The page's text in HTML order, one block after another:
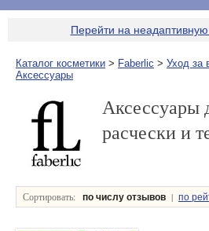
Перейти на
Каталог косметики > Faberlic > Уход за
Аксессуары
Аксессуары
расчески и
Сортировать: по числу отзывов | по